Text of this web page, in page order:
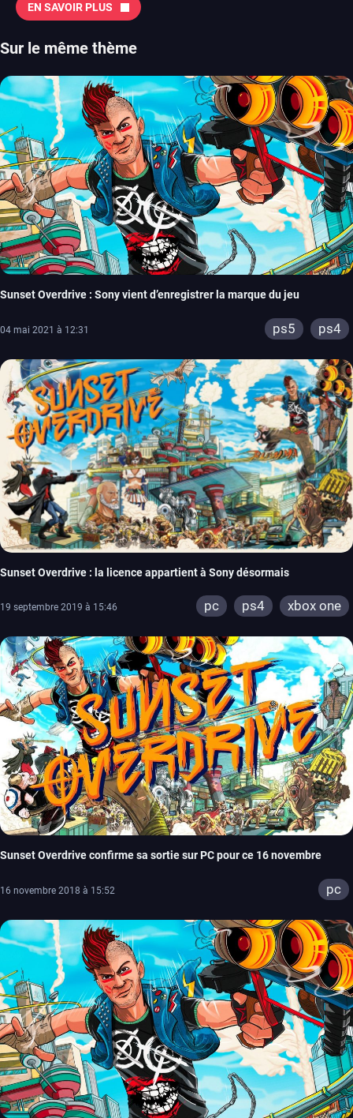
EN SAVOIR PLUS
Sur le même thème
Sunset Overdrive : Sony vient d’enregistrer la marque du jeu
04 mai 2021 à 12:31 ps5 ps4
Sunset Overdrive : la licence appartient à Sony désormais
19 septembre 2019 à 15:46 pc ps4 xbox one
Sunset Overdrive confirme sa sortie sur PC pour ce 16 novembre
16 novembre 2018 à 15:52 pc